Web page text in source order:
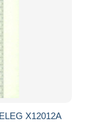
X12012A